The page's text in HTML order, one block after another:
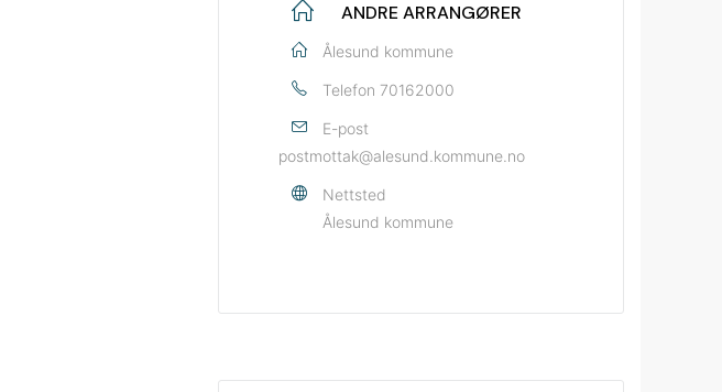
ANDRE ARRANGØRER
Ålesund kommune
Telefon 70162000
E-post
postmottak@alesund.kommune.no
Nettsted
Ålesund kommune